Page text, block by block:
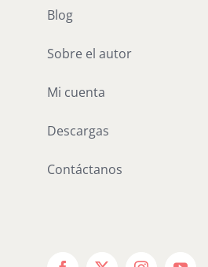
Blog
Sobre el autor
Mi cuenta
Descargas
Contáctanos